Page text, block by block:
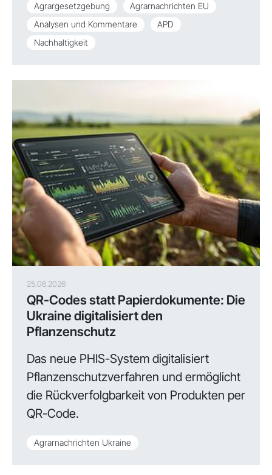
Agrargesetzgebung
Agrarnachrichten EU
Analysen und Kommentare
APD
Nachhaltigkeit
25.06.2026
QR-Codes statt Papierdokumente: Die
Ukraine digitalisiert den
Pflanzenschutz
Das neue PHIS-System digitalisiert
Pflanzenschutzverfahren und ermöglicht
die Rückverfolgbarkeit von Produkten per
QR-Code.
Agrarnachrichten Ukraine